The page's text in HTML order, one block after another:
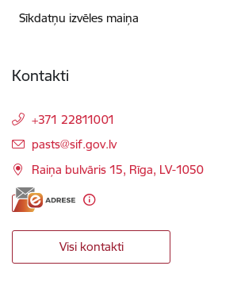
Sīkdatņu izvēles maiņa
Kontakti
+371 22811001
E-pasts:
pasts@sif.gov.lv
Raiņa bulvāris 15, Rīga, LV-1050
Visi kontakti